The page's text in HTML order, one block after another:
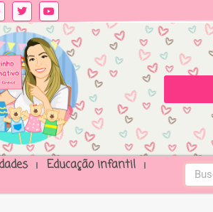
Educação infantil